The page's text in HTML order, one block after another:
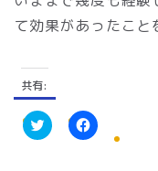
て効果があったこと
共有:
ク F